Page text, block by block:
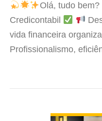
Olá, tudo bem?
Credicontabil
vida financeira
Profissionalismo,